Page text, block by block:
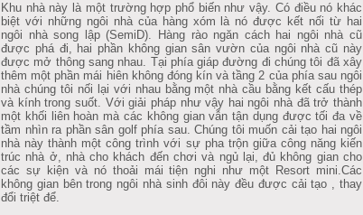
Khu nhà này là một trường hợp phổ biến như vậy. Có điều nó khác
biệt với những ngôi nhà của hàng xóm là nó được kết nối từ hai
ngôi nhà song lập (SemiD). Hàng rào ngăn cách hai ngôi nhà cũ
được phá đi, hai phần không gian sân vườn của ngôi nhà cũ này
được mở thông sang nhau. Tại phía giáp đường đi chúng tôi đã xây
thêm một phần mái hiên không đóng kín và tầng 2 của phía sau ngôi
nhà chúng tôi nối lại với nhau bằng một nhà cầu bằng kết cấu thép
và kính trong suốt. Với giải pháp như vậy hai ngôi nhà đã trở thành
một khối liên hoàn mà các không gian vẫn tận dụng được tối đa về
tầm nhìn ra phần sân golf phía sau. Chúng tôi muốn cải tạo hai ngôi
nhà này thành một công trình với sự pha trộn giữa công năng kiến
trúc nhà ở, nhà cho khách đến chơi và ngủ lại, đủ không gian cho
các sự kiện và nó thoải mái tiện nghi như một Resort mini.Các
không gian bên trong ngôi nhà sinh đôi này đều được cải tạo , thay
đổi triệt để.